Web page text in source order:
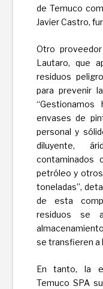
de Temuco
Javier Castro,
Otro
Lautaro, que
residuos
para prevenir
envases de
personal y
diluyente,
contaminados
petróleo y
toneladas”,
de esta
residuos se
se transfieren a
En tanto, la
Temuco SPA